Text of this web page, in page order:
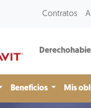
Contratos
Beneficios Mis